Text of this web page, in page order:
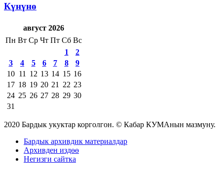
Күнүнө
август 2026
Пн Вт Ср Чт Пт Сб Вс
1
2
3
4 5 6 7 8
9
10 11 12 13 14 15 16
17 18 19 20 21 22 23
24 25 26 27 28 29 30
31
2020 Бардык укуктар корголгон. © Кабар КУМАнын мазмуну.
Бардык архивдик материалдар
Архивден издөө
Негизги сайтка